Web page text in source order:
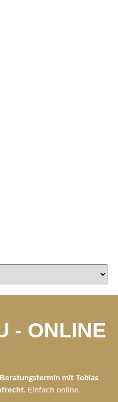
- ONLINE
Beratungstermin mit Tobias
Einfach online.